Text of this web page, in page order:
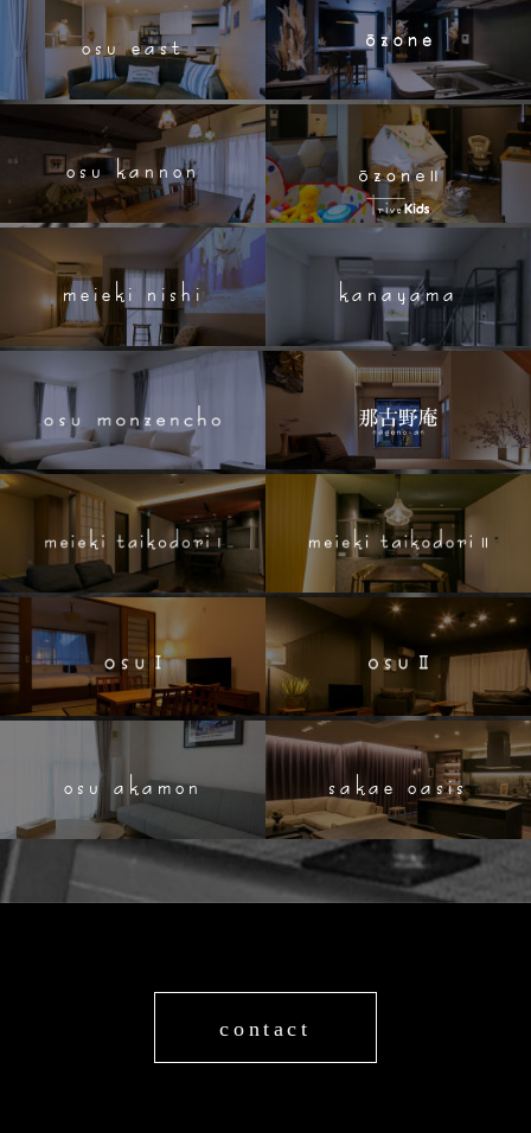
osu east
osu kannon
meieki nishi kanayama
osu akamon sakae oasis
contact